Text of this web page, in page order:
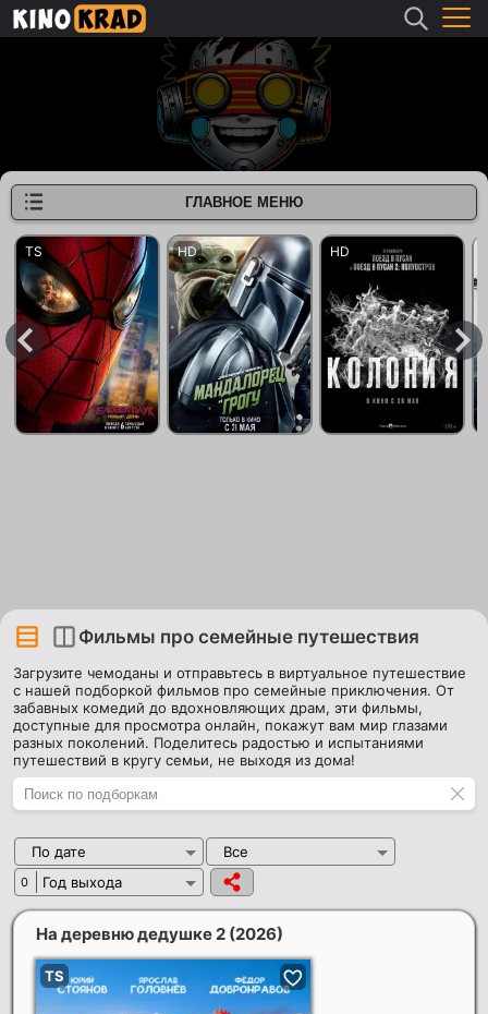
Фильмы про семейные путешествия
Загрузите чемоданы и отправьтесь в виртуальное путешествие
с нашей подборкой фильмов про семейные приключения. От
забавных комедий до вдохновляющих драм, эти фильмы,
доступные для просмотра онлайн, покажут вам мир глазами
разных поколений. Поделитесь радостью и испытаниями
путешествий в кругу семьи, не выходя из дома!
По дате Все
0 Год выхода
На деревню дедушке 2 (2026)
ГЛАВНОЕ МЕНЮ